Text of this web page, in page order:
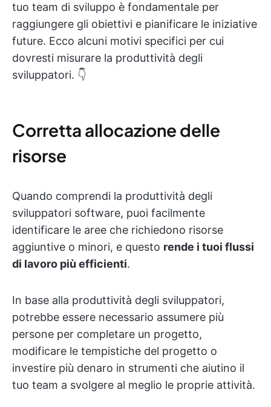
tuo team di sviluppo è fondamentale per
raggiungere gli obiettivi e pianificare le iniziative
future. Ecco alcuni motivi specifici per cui
dovresti misurare la produttività degli
sviluppatori. 👇
Corretta allocazione delle
risorse
Quando comprendi la produttività degli
sviluppatori software, puoi facilmente
identificare le aree che richiedono risorse
aggiuntive o minori, e questo rende i tuoi flussi
di lavoro più efficienti.
In base alla produttività degli sviluppatori,
potrebbe essere necessario assumere più
persone per completare un progetto,
modificare le tempistiche del progetto o
investire più denaro in strumenti che aiutino il
tuo team a svolgere al meglio le proprie attività.